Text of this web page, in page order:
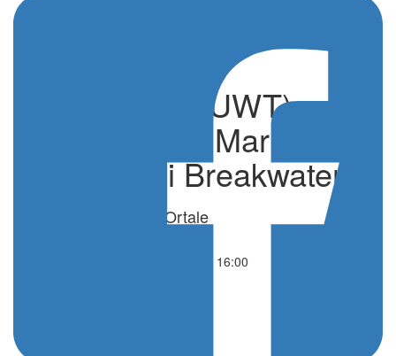
UAE Tour (2.UWT),
Stage 7: Yas Marina –
Abu Dhabi Breakwater
di Giuseppe Ortale
26 Febbraio 2021 - 16:00